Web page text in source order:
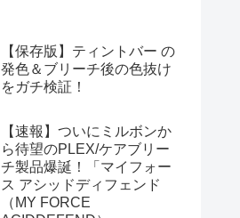
【保存版】ティントバー の
発色＆ブリーチ後の色抜け
をガチ検証！
【速報】ついにミルボンか
ら待望のPLEX/ケアブリー
チ製品爆誕！「マイフォー
ス アシッドディフェンド
（MY FORCE